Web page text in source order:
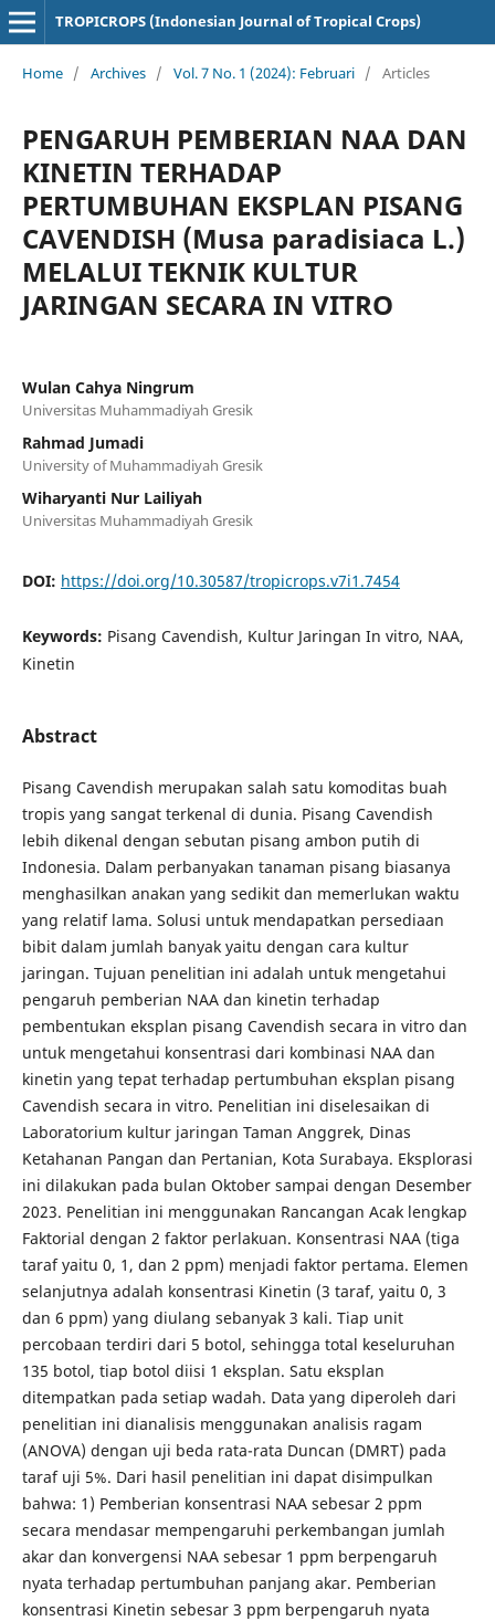
TROPICROPS (Indonesian Journal of Tropical Crops)
Home / Archives / Vol. 7 No. 1 (2024): Februari / Articles
PENGARUH PEMBERIAN NAA DAN
KINETIN TERHADAP
PERTUMBUHAN EKSPLAN PISANG
CAVENDISH (Musa paradisiaca L.)
MELALUI TEKNIK KULTUR
JARINGAN SECARA IN VITRO
Wulan Cahya Ningrum
Universitas Muhammadiyah Gresik
Rahmad Jumadi
University of Muhammadiyah Gresik
Wiharyanti Nur Lailiyah
Universitas Muhammadiyah Gresik
DOI: https://doi.org/10.30587/tropicrops.v7i1.7454
Keywords: Pisang Cavendish, Kultur Jaringan In vitro, NAA,
Kinetin
Abstract
Pisang Cavendish merupakan salah satu komoditas buah
tropis yang sangat terkenal di dunia. Pisang Cavendish
lebih dikenal dengan sebutan pisang ambon putih di
Indonesia. Dalam perbanyakan tanaman pisang biasanya
menghasilkan anakan yang sedikit dan memerlukan waktu
yang relatif lama. Solusi untuk mendapatkan persediaan
bibit dalam jumlah banyak yaitu dengan cara kultur
jaringan. Tujuan penelitian ini adalah untuk mengetahui
pengaruh pemberian NAA dan kinetin terhadap
pembentukan eksplan pisang Cavendish secara in vitro dan
untuk mengetahui konsentrasi dari kombinasi NAA dan
kinetin yang tepat terhadap pertumbuhan eksplan pisang
Cavendish secara in vitro. Penelitian ini diselesaikan di
Laboratorium kultur jaringan Taman Anggrek, Dinas
Ketahanan Pangan dan Pertanian, Kota Surabaya. Eksplorasi
ini dilakukan pada bulan Oktober sampai dengan Desember
2023. Penelitian ini menggunakan Rancangan Acak lengkap
Faktorial dengan 2 faktor perlakuan. Konsentrasi NAA (tiga
taraf yaitu 0, 1, dan 2 ppm) menjadi faktor pertama. Elemen
selanjutnya adalah konsentrasi Kinetin (3 taraf, yaitu 0, 3
dan 6 ppm) yang diulang sebanyak 3 kali. Tiap unit
percobaan terdiri dari 5 botol, sehingga total keseluruhan
135 botol, tiap botol diisi 1 eksplan. Satu eksplan
ditempatkan pada setiap wadah. Data yang diperoleh dari
penelitian ini dianalisis menggunakan analisis ragam
(ANOVA) dengan uji beda rata-rata Duncan (DMRT) pada
taraf uji 5%. Dari hasil penelitian ini dapat disimpulkan
bahwa: 1) Pemberian konsentrasi NAA sebesar 2 ppm
secara mendasar mempengaruhi perkembangan jumlah
akar dan konvergensi NAA sebesar 1 ppm berpengaruh
nyata terhadap pertumbuhan panjang akar. Pemberian
konsentrasi Kinetin sebesar 3 ppm berpengaruh nyata